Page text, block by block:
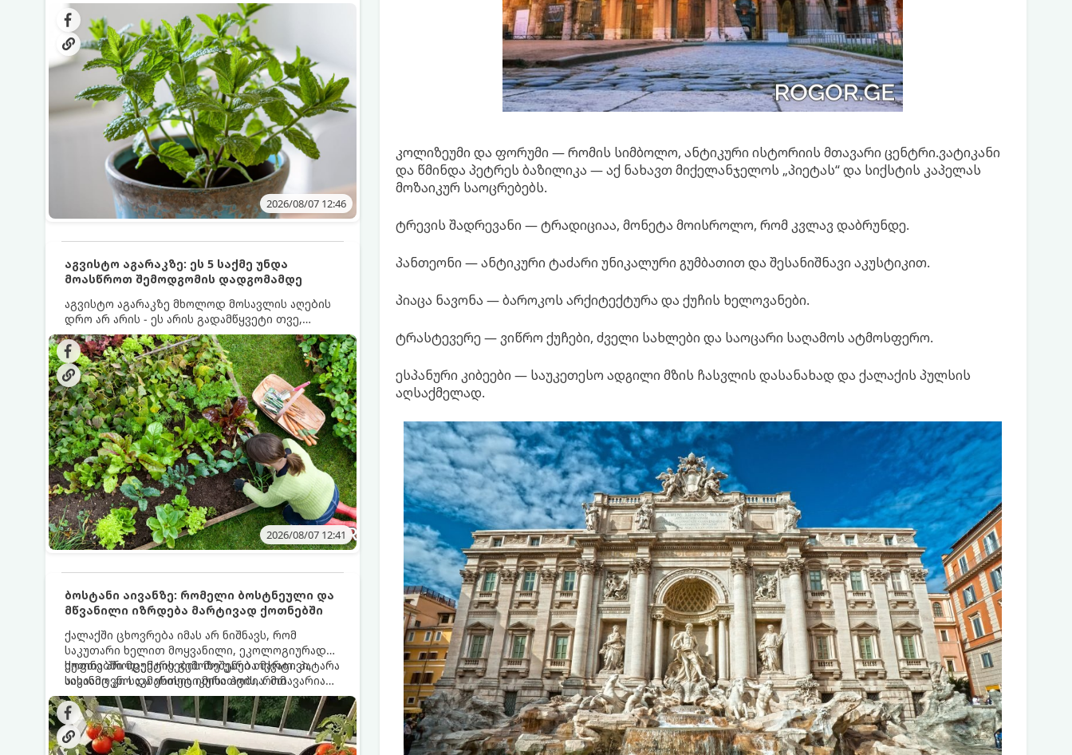
ღია გრუნტში (ბაღში) დარგვისას ის ფესვებით
ძალიან სწრაფად ვრცელდება და სხვა
მცენარეებს ავიწროებს.
2026/08/07 12:46
აგვისტო აგარაკზე: ეს 5 საქმე უნდა
მოასწროთ შემოდგომის დადგომამდე
აგვისტო აგარაკზე მხოლოდ მოსავლის აღების
დრო არ არის - ეს არის გადამწყვეტი თვე,
როდესაც საფუძველი ეყრება მომავალი წლის
მოსავალს და ბაღი მზადდება შემოდგომა-
ზამთრის სეზონისთვის. იმისათვის, რომ
ნიადაგმა ენერგია აღიდგინოს, ხოლო
მცენარეებმა ზამთარს გაუძლონ, აგვისტოს
ბოლომდე 5 მნიშვნელოვანი საქმის გაკეთება
უნდა მოასწროთ:
2026/08/07 12:41
ბოსტანი აივანზე: რომელი ბოსტნეული და
მწვანილი იზრდება მარტივად ქოთნებში
ქალაქში ცხოვრება იმას არ ნიშნავს, რომ
საკუთარი ხელით მოყვანილი, ეკოლოგიურად
სუფთა პროდუქტის გემოზე უარი თქვათ. პატარა
აივანიც კი საკმარისია იმისათვის, რომ
მოიწყოთ მინი-ბოსტანი, საიდანაც
ყოველდღიურად ახალ, არომატულ მწვანილსა
და ბოსტნეულს მოკრეფთ.
ქოთნებში მცენარეების მოშენება მარტივი,
სასიამოვნო და ესთეტიკური ჰობია. მთავარია
იცოდეთ, რომელი კულტურები ეგუებიან
ქოთნის პირობებს ყველაზე კარგად და როგორ
მოუაროთ მათ სწორად.
კოლიზეუმი და ფორუმი — რომის სიმბოლო, ანტიკური ისტორიის მთავარი ცენტრი.ვატიკანი
და წმინდა პეტრეს ბაზილიკა — აქ ნახავთ მიქელანჯელოს „პიეტას“ და სიქსტის კაპელას
მოზაიკურ საოცრებებს.
ტრევის შადრევანი — ტრადიციაა, მონეტა მოისროლო, რომ კვლავ დაბრუნდე.
პანთეონი — ანტიკური ტაძარი უნიკალური გუმბათით და შესანიშნავი აკუსტიკით.
პიაცა ნავონა — ბაროკოს არქიტექტურა და ქუჩის ხელოვანები.
ტრასტევერე — ვიწრო ქუჩები, ძველი სახლები და საოცარი საღამოს ატმოსფერო.
ესპანური კიბეები — საუკეთესო ადგილი მზის ჩასვლის დასანახად და ქალაქის პულსის
აღსაქმელად.